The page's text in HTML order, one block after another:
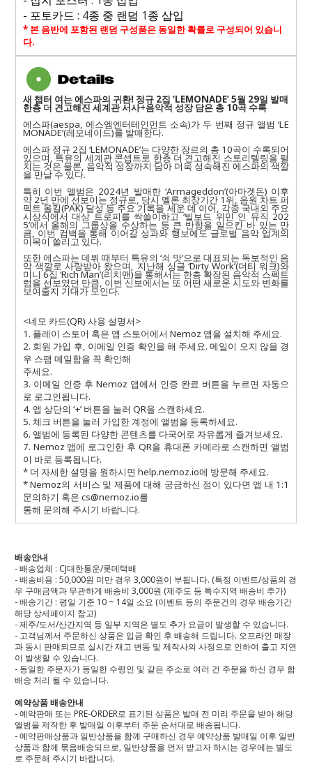
- 포토카드 : 4종 중 랜덤 1종 삽입
* 본 음반에 포함된 랜덤 구성품은 동일한 확률로 구성되어 있습니
다.
새 챕터 여는 에스파의 귀환! 정규 2집 ‘LEMONADE’ 5월 29일 발매
한층 더 견고해진 세계관 서사+음악적 성장 담은 총 10곡 수록
에스파(aespa, 에스엠엔터테인먼트 소속)가 두 번째 정규 앨범‘LE
MONADE’(레모네이드)를 발매한다.
에스파 정규 2집 ‘LEMONADE’는 다양한 장르의 총 10곡이 수록되어
있으며,특유의 세계관 콘셉트로 한층 더 견고해진 스토리텔링을 펼
치는 것은 물론, 음악적 성장까지 담아 더욱 성숙해진 에스파의 색깔
을 만날 수 있다.
특히 이번 앨범은 2024년 발매한 ‘Armageddon’(아마겟돈) 이후
약 2년 만에 선보이는 정규로,당시 멜론 최장기간 1 위, 음원 차트 퍼
펙트 올킬(PAK)달성 등 주요 기록을 세운 데 이어, 각종 국내외 주요
시상식에서 대상 트로피를 싹쓸이하고‘빌보드 위민 인 뮤직 202
5’에서 올해의 그룹상을 수상하는 등 큰 반향을 일으킨 바 있는 만
큼,이번 컴백을 통해 이어갈 성과와 행보에도 글로벌 음악 업계의
이목이 쏠리고 있다.
또한 에스파는 데뷔 때부터 특유의‘쇠 맛’으로 대표되는 독보적인 음
악 색깔로 사랑받아 왔으며, 지난해 싱글‘Dirty Work’(더티 워크)와
미니6집‘Rich Man’(리치맨)을 통해서는 한층 확장된 음악적 스펙트
럼을 선보였던 만큼,이번 신보에서는 또 어떤 새로운 시도와 변화를
보여줄지 기대가 모인다.
<네모 카드(QR) 사용 설명서>
1. 플레이 스토어 혹은 앱 스토어에서 Nemoz 앱을 설치해 주세요.
2. 회원 가입 후, 이메일 인증 확인을 해 주세요. 메일이 오지 않을 경
우 스팸 메일함을 꼭 확인해
주세요.
3. 이메일 인증 후 Nemoz 앱에서 인증 완료 버튼을 누르면 자동으
로 로그인됩니다.
4. 앱 상단의 ‘+’ 버튼을 눌러 QR을 스캔하세요.
5. 체크 버튼을 눌러 가입한 계정에 앨범을 등록하세요.
6. 앨범에 등록된 다양한 콘텐츠를 다국어로 자유롭게 즐겨보세요.
7. Nemoz 앱에 로그인한 후 QR을 휴대폰 카메라로 스캔하면 앨범
이 바로 등록됩니다.
* 더 자세한 설명을 원하시면 help.nemoz.io에 방문해 주세요.
* Nemoz의 서비스 및 제품에 대해 궁금하신 점이 있다면 앱 내 1:1
문의하기 혹은 cs@nemoz.io를
통해 문의해 주시기 바랍니다.
배송안내
- 배송업체 : CJ대한통운/롯데택배
- 배송비용 : 50,000원 미만 경우 3,000원이 부됩니다. (특정 이벤트/상품의 경
우 구매금액과 무관하게 배송비 3,000원 (제주도 등 특수지역 배송비 추가)
- 배송기간 : 평일 기준 10 ~ 14일 소요 (이벤트 등의 주문건의 경우 배송기간
해당 상세페이지 참고)
- 제주/도서/산간지역 등 일부 지역은 별도 추가 요금이 발생할 수 있습니다.
- 고객님께서 주문하신 상품은 입금 확인 후 배송해 드립니다. 오프라인 매장
과 동시 판매되므로 실시간 재고 변동 및 제작사의 사정으로 인하여 출고 지연
이 발생할 수 있습니다.
- 동일한 주문자가 동일한 수령인 및 같은 주소로 여러 건 주문을 하신 경우 합
배송 처리 될 수 있습니다.
예약상품 배송안내
- 예약판매 또는 PRE-ORDER로 표기된 상품은 발매 전 미리 주문을 받아 해당
앨범을 제작한 후 발매일 이후부터 주문 순서대로 배송됩니다.
- 예약판매상품과 일반상품을 함께 구매하신 경우 예약상품 발매일 이후 일반
상품과 함께 묶음배송되므로, 일반상품을 먼저 받고자 하시는 경우에는 별도
로 주문해 주시기 바랍니다.